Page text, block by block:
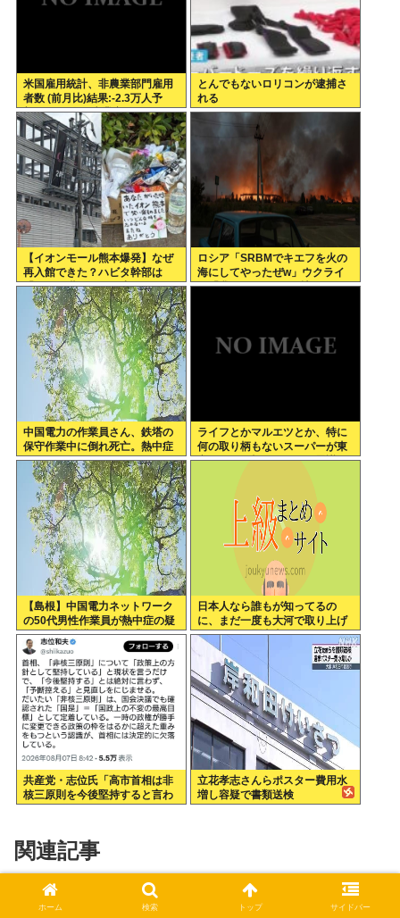
米国雇用統計、非農業部門雇用
者数 (前月比)結果:-2.3万人予
想:+8.0万人、失業率結果:+4.1%
予想:+4.2%、9月利下げか
とんでもないロリコンが逮捕さ
れる
【イオンモール熊本爆発】なぜ
再入館できた？ハビタ幹部は
「モール職員は引き止めなかっ
た」イオン「運用を徹底できな
かった可能性」
ロシア「SRBMでキエフを火の
海にしてやったぜw」ウクライ
ナ「我々もSRBMで反撃する
中国電力の作業員さん、鉄塔の
保守作業中に倒れ死亡。熱中症
か
ライフとかマルエツとか、特に
何の取り柄もないスーパーが東
京でデカい顔してるの不思議だ
【島根】中国電力ネットワーク
の50代男性作業員が熱中症の疑
いで死亡 鉄塔の保守作業後に倒
れる 邑南町
日本人なら誰もが知ってるの
に、まだ一度も大河で取り上げ
られてない歴史上の人物
共産党・志位氏「高市首相は非
核三原則を今後堅持すると言わ
ない！」
立花孝志さんらポスター費用水
増し容疑で書類送検
関連記事
地下アイドル運営さん、メンバー
ホーム 検索 トップ サイドバー